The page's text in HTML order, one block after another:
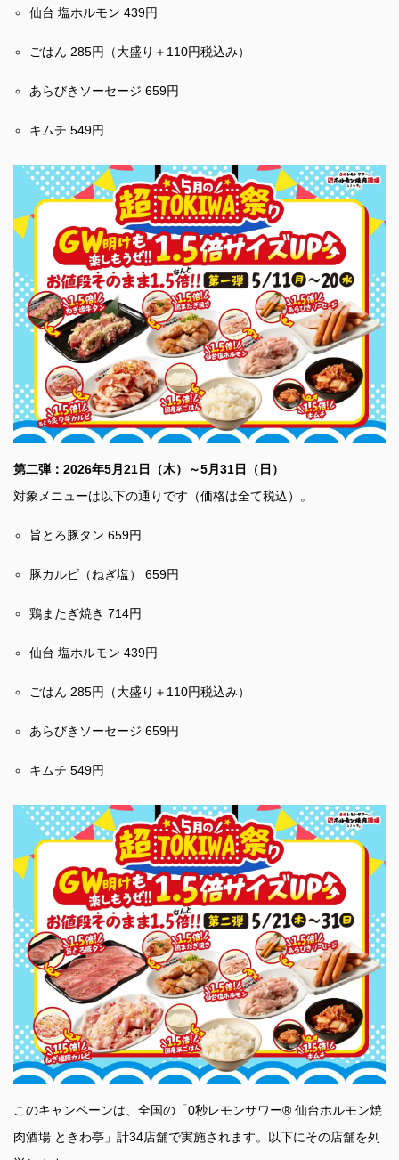
仙台 塩ホルモン 439円
ごはん 285円（大盛り＋110円税込み）
あらびきソーセージ 659円
キムチ 549円
第二弾：2026年5月21日（木）～5月31日（日）
対象メニューは以下の通りです（価格は全て税込）。
旨とろ豚タン 659円
豚カルビ（ねぎ塩） 659円
鶏またぎ焼き 714円
仙台 塩ホルモン 439円
ごはん 285円（大盛り＋110円税込み）
あらびきソーセージ 659円
キムチ 549円
このキャンペーンは、全国の「0秒レモンサワー® 仙台ホルモン焼
肉酒場 ときわ亭」計34店舗で実施されます。以下にその店舗を列